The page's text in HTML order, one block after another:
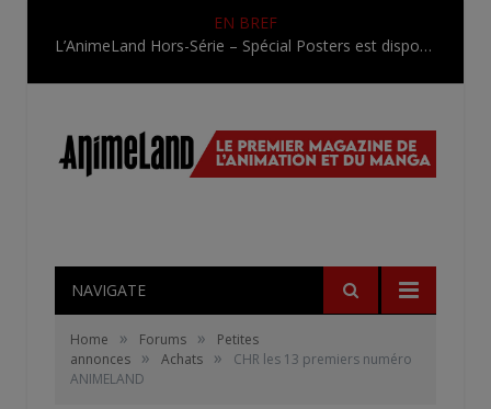
EN BREF
L’AnimeLand Hors-Série – Spécial Posters est disponible !
NAVIGATE
Home » Forums »
Petites
annonces
» Achats »
CHR les 13 premiers numéro
ANIMELAND